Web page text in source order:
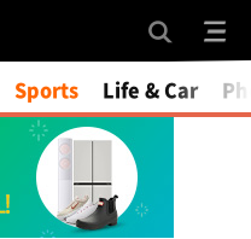
Mute
Sports Life & Car